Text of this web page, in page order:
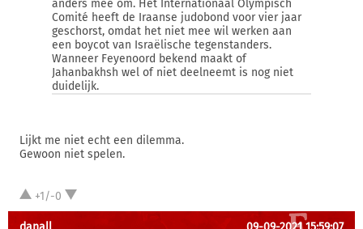
anders mee om. Het Internationaal Olympisch
Comité heeft de Iraanse judobond voor vier jaar
geschorst, omdat het niet mee wil werken aan
een boycot van Israëlische tegenstanders.
Wanneer Feyenoord bekend maakt of
Jahanbakhsh wel of niet deelneemt is nog niet
duidelijk.
Lijkt me niet echt een dilemma.
Gewoon niet spelen.
+1/-0